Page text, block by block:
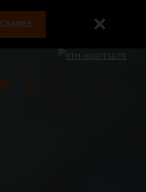
CHANGE